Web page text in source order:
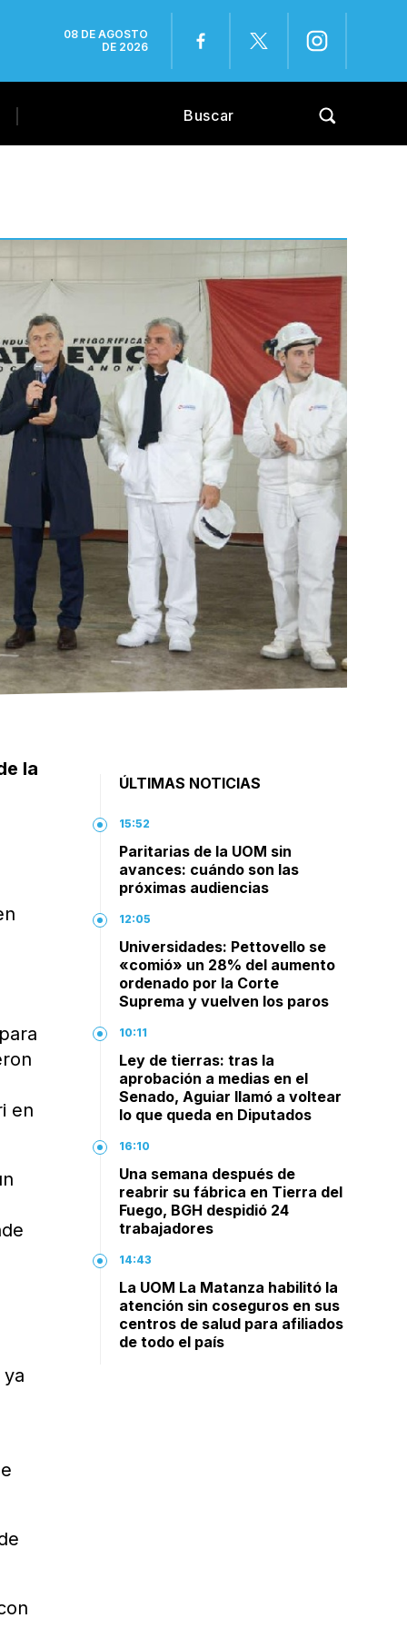
08 DE AGOSTO
DE 2026
la
en
ÚLTIMAS NOTICIAS
15:52
Paritarias de la UOM sin
avances: cuándo son las
próximas audiencias
12:05
Universidades: Pettovello se
«comió» un 28% del aumento
ordenado por la Corte
Suprema y vuelven los paros
10:11
Ley de tierras: tras la
aprobación a medias en el
Senado, Aguiar llamó a voltear
lo que queda en Diputados
16:10
Una semana después de
reabrir su fábrica en Tierra del
Fuego, BGH despidió 24
trabajadores
14:43
La UOM La Matanza habilitó la
atención sin coseguros en sus
centros de salud para afiliados
de todo el país